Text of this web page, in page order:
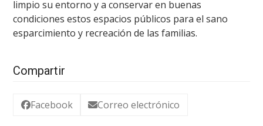
limpio su entorno y a conservar en buenas
condiciones estos espacios públicos para el sano
esparcimiento y recreación de las familias.
Compartir
Facebook Correo electrónico